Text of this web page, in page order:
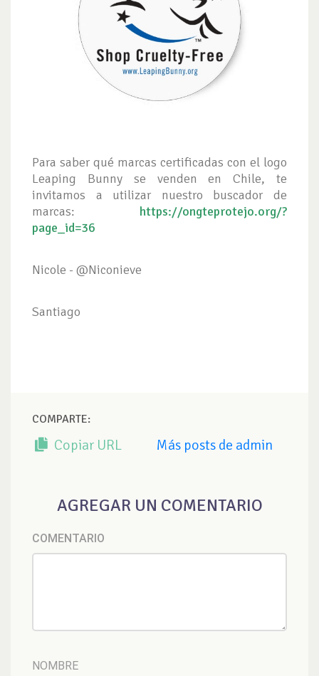
Para saber qué marcas certificadas con el logo
Leaping Bunny se venden en Chile, te
invitamos a utilizar nuestro buscador de
marcas: https://ongteprotejo.org/?
page_id=36
Nicole - @Niconieve
Santiago
COMPARTE:
Copiar URL Más posts de admin
AGREGAR UN COMENTARIO
COMENTARIO
NOMBRE